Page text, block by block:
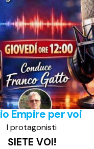
Empire per voi
I protagonisti
SIETE VOI!